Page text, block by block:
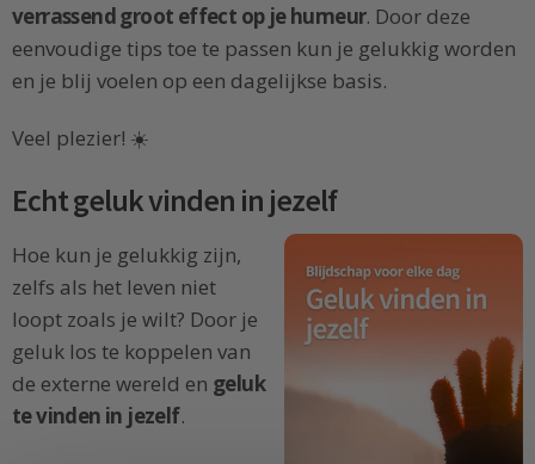
verrassend groot effect op je humeur. Door deze
eenvoudige tips toe te passen kun je gelukkig worden
en je blij voelen op een dagelijkse basis.
Veel plezier! ☀️
Echt geluk vinden in jezelf
Hoe kun je gelukkig zijn,
zelfs als het leven niet
loopt zoals je wilt? Door je
geluk los te koppelen van
de externe wereld en geluk
te vinden in jezelf.